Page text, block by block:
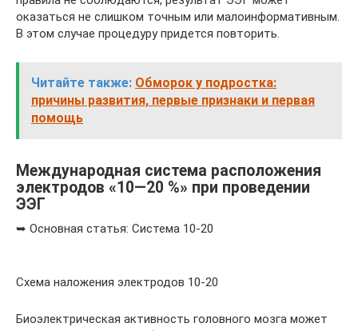
оказаться не слишком точным или малоинформативным.
В этом случае процедуру придется повторить.
Читайте также: Обморок у подростка:
причины развития, первые признаки и первая
помощь
Международная система расположения
электродов «10—20 %» при проведении
ЭЭГ
➥ Основная статья: Система 10-20
Схема наложения электродов 10-20
Биоэлектрическая активность головного мозга может